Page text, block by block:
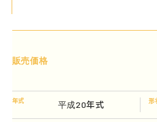
販売価格
年式 平成20年式 形